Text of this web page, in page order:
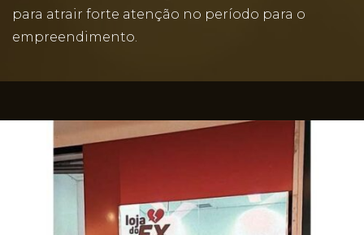
para atrair forte atenção no período para o
empreendimento.